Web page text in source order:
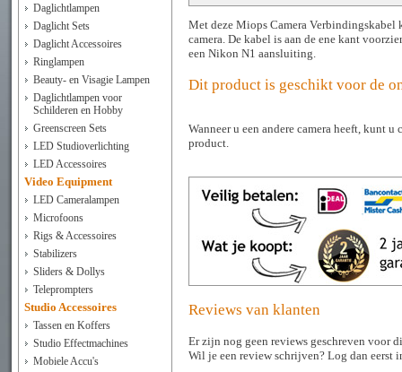
Daglichtlampen
Daglicht Sets
Daglicht Accessoires
Ringlampen
Beauty- en Visagie Lampen
Daglichtlampen voor
Schilderen en Hobby
Greenscreen Sets
LED Studioverlichting
LED Accessoires
Video Equipment
LED Cameralampen
Microfoons
Rigs & Accessoires
Stabilizers
Sliders & Dollys
Teleprompters
Studio Accessoires
Tassen en Koffers
Studio Effectmachines
Mobiele Accu's
Met deze Miops Camera
camera. De kabel is aan de ene kant
een Nikon N1 aansluiting.
Dit product is geschikt voor de
Wanneer u een andere camera heeft, kunt
product.
Reviews van klanten
Er zijn nog geen reviews geschreven voor
Wil je een review schrijven? Log dan eerst